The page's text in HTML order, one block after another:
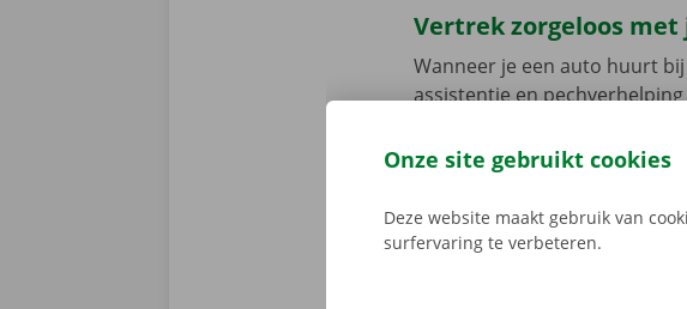
Vertrek zorgeloos
Wanneer je een auto huurt
assistentie en
We brengen de staat van de
persoonlijke service: daar
Onze site gebruikt cookies
Deze website maakt gebruik van
surfervaring te verbeteren.